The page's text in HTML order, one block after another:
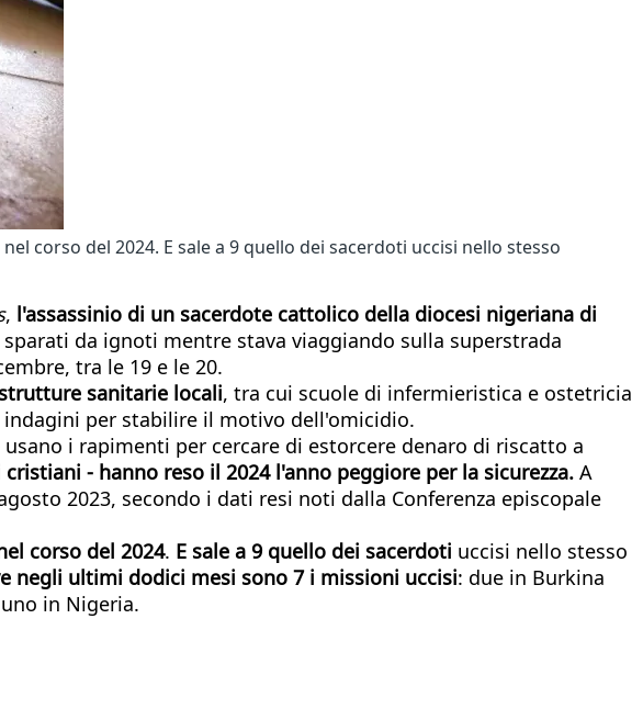
corso del 2024. E sale a 9 quello dei sacerdoti uccisi nello stesso
, l'assassinio di un sacerdote cattolico della diocesi nigeriana di
da ignoti mentre stava viaggiando sulla superstrada
tra le 19 e le 20.
sanitarie locali, tra cui scuole di infermieristica e ostetricia
per stabilire il motivo dell'omicidio.
i rapimenti per cercare di estorcere denaro di riscatto a
- hanno reso il 2024 l'anno peggiore per la sicurezza. A
2023, secondo i dati resi noti dalla Conferenza episcopale
corso del 2024. E sale a 9 quello dei sacerdoti uccisi nello stesso
negli ultimi dodici mesi sono 7 i missioni uccisi: due in Burkina
in Nigeria.